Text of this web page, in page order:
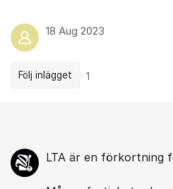
18 Aug 2023
Följ inlägget 1
LTA är en förkortning